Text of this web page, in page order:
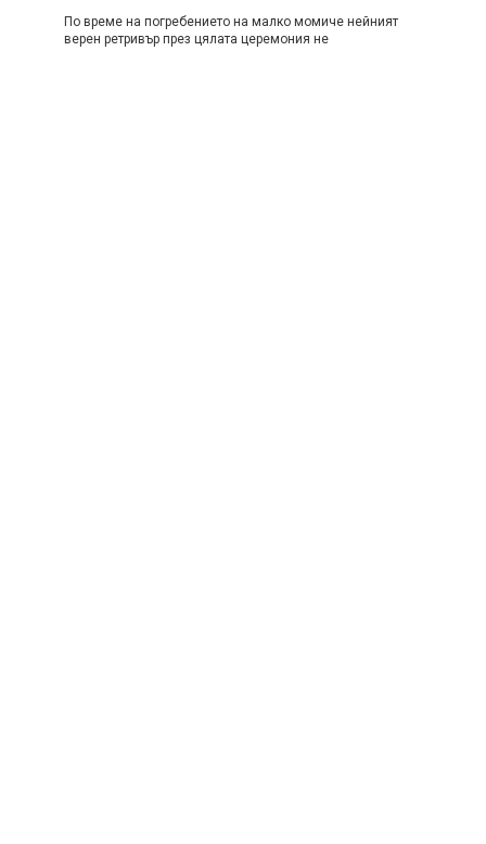
По време на погребението на малко момиче нейният
верен ретривър през цялата церемония не